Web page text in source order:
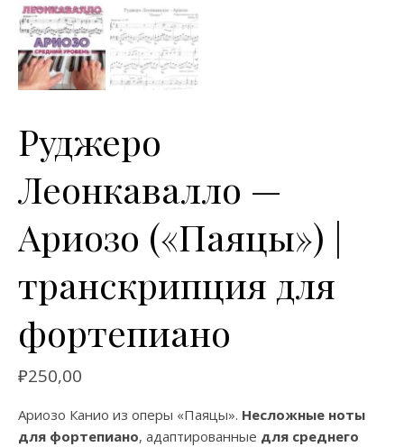
Руджеро
Леонкавалло —
Ариозо («Паяцы») |
транскрипция для
фортепиано
₽250,00
Ариозо Канио из оперы «Паяцы». Несложные ноты
для фортепиано, адаптированные для среднего